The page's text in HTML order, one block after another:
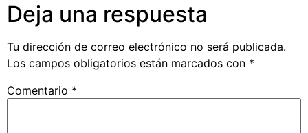
Deja una respuesta
Tu dirección de correo electrónico no será publicada.
Los campos obligatorios están marcados con *
Comentario *